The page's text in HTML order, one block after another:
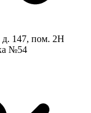
д. 147, пом. 2Н
№54